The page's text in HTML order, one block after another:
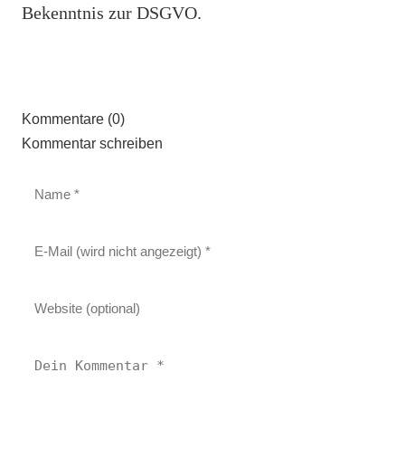
Bekenntnis zur DSGVO.
Kommentare (0)
Kommentar schreiben